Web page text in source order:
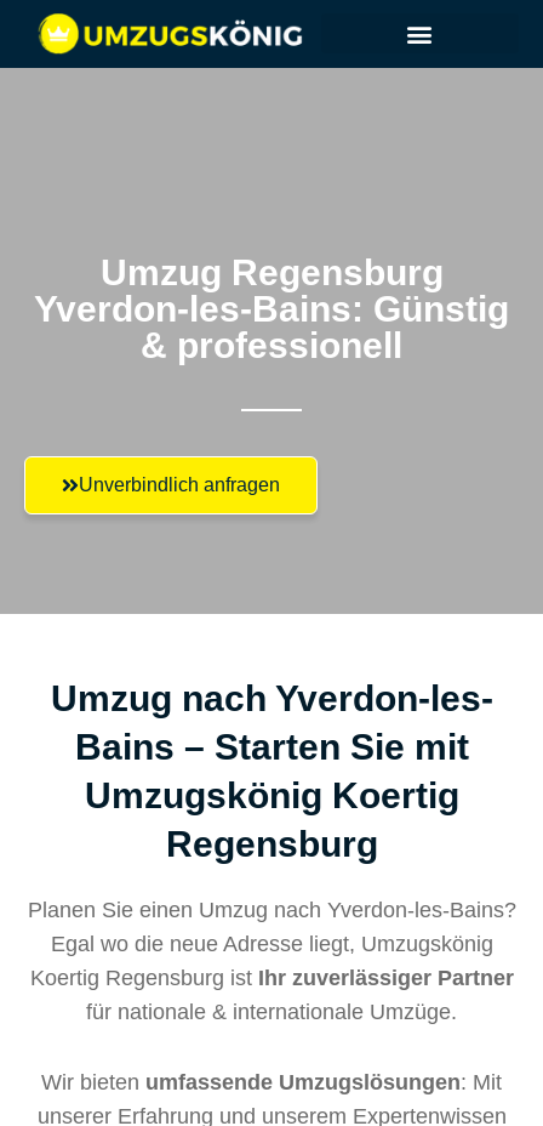
Umzug Regensburg​
Yverdon-les-Bains: Günstig
& professionell​
Unverbindlich anfragen
Umzug nach Yverdon-les-
Bains – Starten Sie mit
Umzugskönig Koertig
Regensburg
Planen Sie einen Umzug nach Yverdon-les-Bains?
Egal wo die neue Adresse liegt, Umzugskönig
Koertig Regensburg ist Ihr zuverlässiger Partner
für nationale & internationale Umzüge.
Wir bieten umfassende Umzugslösungen: Mit
unserer Erfahrung und unserem Expertenwissen